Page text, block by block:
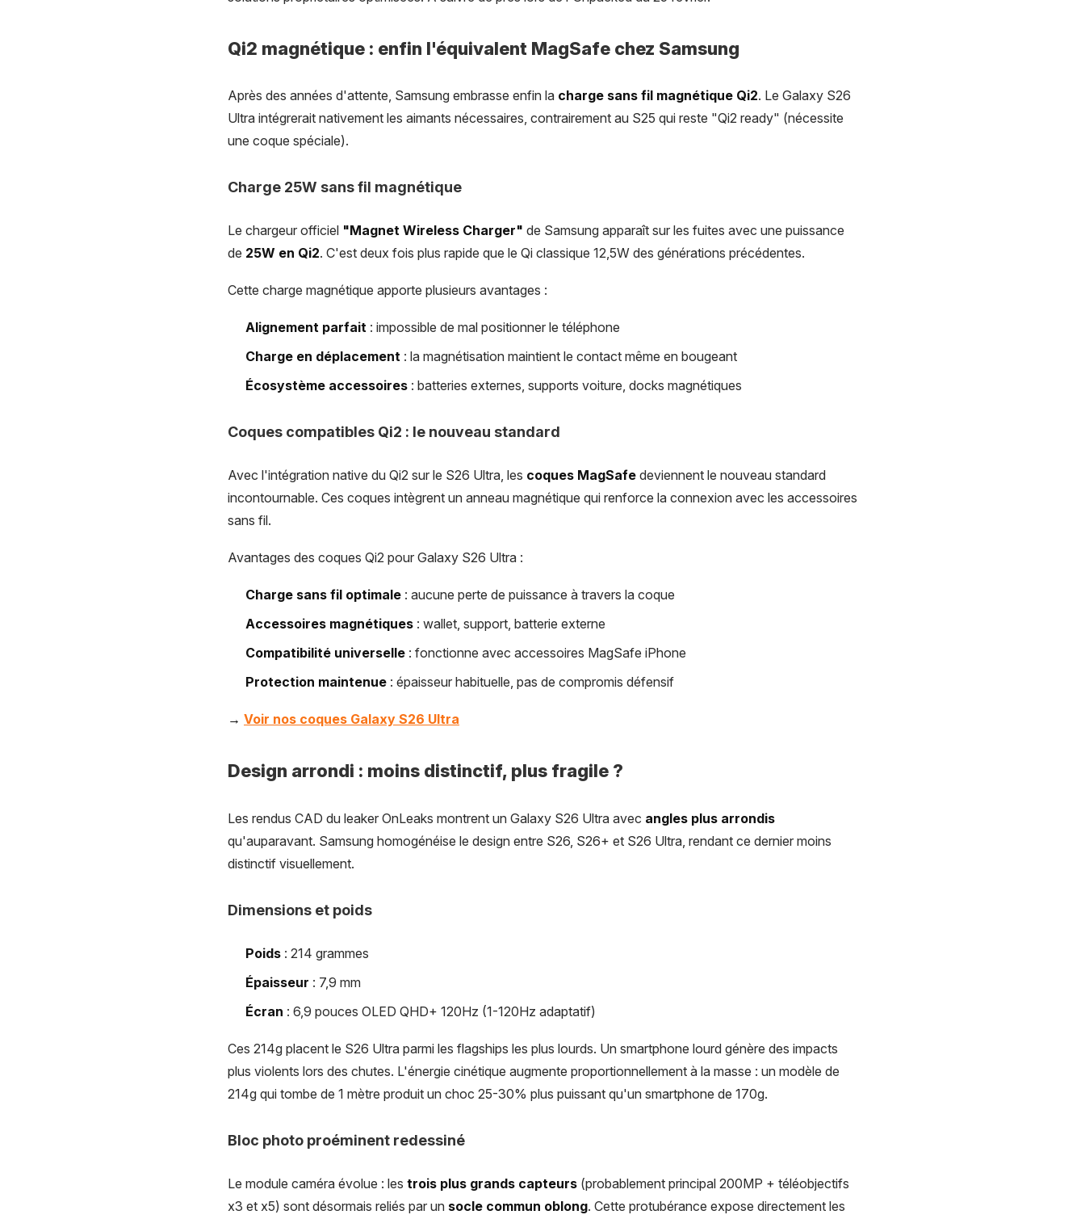
Qi2 magnétique : enfin l'équivalent MagSafe chez Samsung
Après des années d'attente, Samsung embrasse enfin la charge sans fil magnétique Qi2. Le Galaxy S26
Ultra intégrerait nativement les aimants nécessaires, contrairement au S25 qui reste "Qi2 ready" (nécessite
une coque spéciale).
Charge 25W sans fil magnétique
Le chargeur officiel "Magnet Wireless Charger" de Samsung apparaît sur les fuites avec une puissance
de 25W en Qi2. C'est deux fois plus rapide que le Qi classique 12,5W des générations précédentes.
Cette charge magnétique apporte plusieurs avantages :
Alignement parfait : impossible de mal positionner le téléphone
Charge en déplacement : la magnétisation maintient le contact même en bougeant
Écosystème accessoires : batteries externes, supports voiture, docks magnétiques
Coques compatibles Qi2 : le nouveau standard
Avec l'intégration native du Qi2 sur le S26 Ultra, les coques MagSafe deviennent le nouveau standard
incontournable. Ces coques intègrent un anneau magnétique qui renforce la connexion avec les accessoires
sans fil.
Avantages des coques Qi2 pour Galaxy S26 Ultra :
Charge sans fil optimale : aucune perte de puissance à travers la coque
Accessoires magnétiques : wallet, support, batterie externe
Compatibilité universelle : fonctionne avec accessoires MagSafe iPhone
Protection maintenue : épaisseur habituelle, pas de compromis défensif
→ Voir nos coques Galaxy S26 Ultra
Design arrondi : moins distinctif, plus fragile ?
Les rendus CAD du leaker OnLeaks montrent un Galaxy S26 Ultra avec angles plus arrondis
qu'auparavant. Samsung homogénéise le design entre S26, S26+ et S26 Ultra, rendant ce dernier moins
distinctif visuellement.
Dimensions et poids
Poids : 214 grammes
Épaisseur : 7,9 mm
Écran : 6,9 pouces OLED QHD+ 120Hz (1-120Hz adaptatif)
Ces 214g placent le S26 Ultra parmi les flagships les plus lourds. Un smartphone lourd génère des impacts
plus violents lors des chutes. L'énergie cinétique augmente proportionnellement à la masse : un modèle de
214g qui tombe de 1 mètre produit un choc 25-30% plus puissant qu'un smartphone de 170g.
Bloc photo proéminent redessiné
Le module caméra évolue : les trois plus grands capteurs (probablement principal 200MP + téléobjectifs
x3 et x5) sont désormais reliés par un socle commun oblong. Cette protubérance expose directement les